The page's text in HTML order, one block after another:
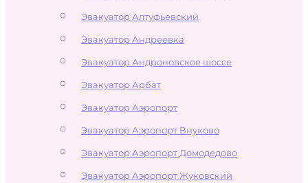
Эвакуатор Алтуфьевский
Эвакуатор Андреевка
Эвакуатор Андроновское шоссе
Эвакуатор Арбат
Эвакуатор Аэропорт
Эвакуатор Аэропорт Внуково
Эвакуатор Аэропорт Домодедово
Эвакуатор Аэропорт Жуковский